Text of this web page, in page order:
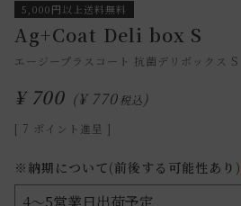
5,000円以上送料無料
Ag+Coat Deli box S
エージープラスコート 抗菌デリボックス S
¥ 700 ¥ 770税込
[ 7 ポイント進呈 ]
※納期について(前後する可能性あり)